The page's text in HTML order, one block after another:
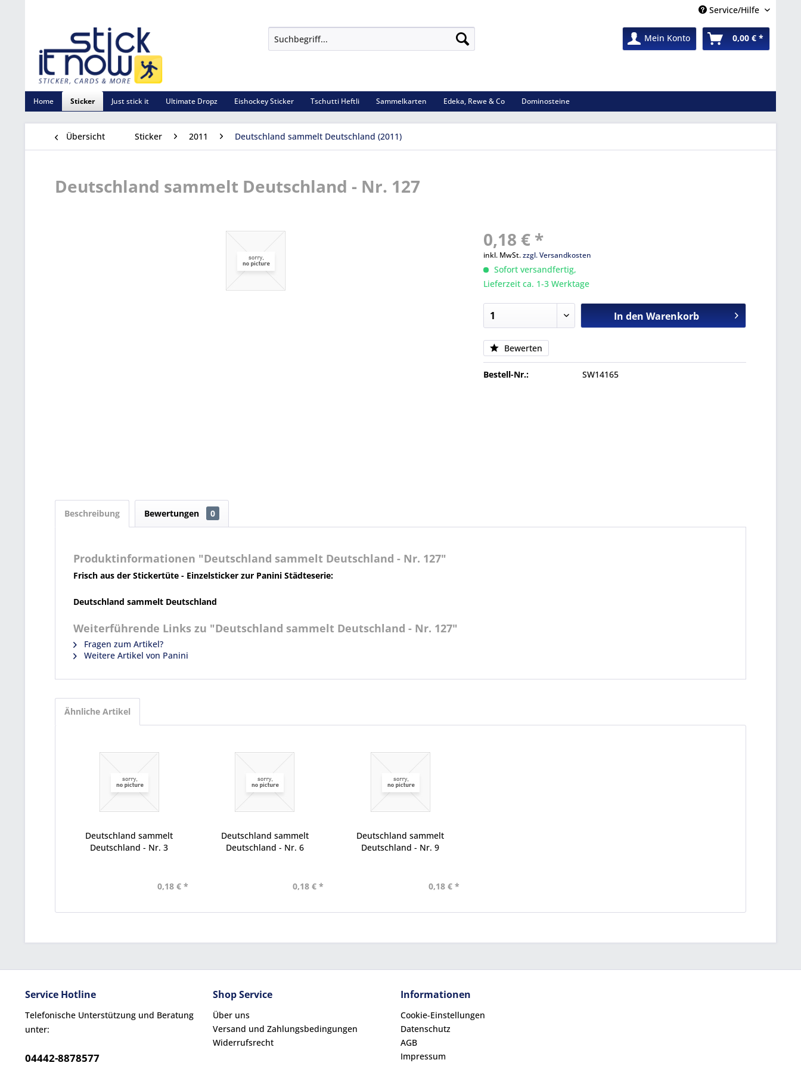
Service/Hilfe
Mein Konto 0,00 € *
Home Sticker Just stick it Ultimate Dropz Eishockey Sticker Tschutti Heftli Sammelkarten Edeka, Rewe & Co Dominosteine
Übersicht Sticker 2011 Deutschland sammelt Deutschland (2011)
Deutschland sammelt Deutschland - Nr. 127
0,18 € *
inkl. MwSt.zzgl. Versandkosten
Sofort versandfertig,
Lieferzeit ca. 1-3 Werktage
In den Warenkorb
Bewerten
Bestell-Nr.: SW14165
Beschreibung Bewertungen 0
Produktinformationen "Deutschland sammelt Deutschland - Nr. 127"
Frisch aus der Stickertüte - Einzelsticker zur Panini Städteserie:
Deutschland sammelt Deutschland
Weiterführende Links zu "Deutschland sammelt Deutschland - Nr. 127"
Fragen zum Artikel?
Weitere Artikel von Panini
Ähnliche Artikel
Deutschland sammelt
Deutschland - Nr. 3
0,18 € *
Deutschland sammelt
Deutschland - Nr. 6
0,18 € *
Deutschland sammelt
Deutschland - Nr. 9
0,18 € *
Service Hotline
Telefonische Unterstützung und Beratung
unter:
04442-8878577
Shop Service
Über uns
Versand und Zahlungsbedingungen
Widerrufsrecht
Informationen
Cookie-Einstellungen
Datenschutz
AGB
Impressum